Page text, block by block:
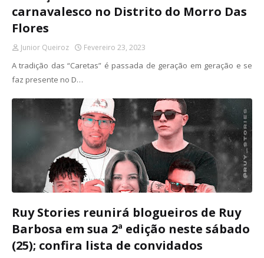
carnavalesco no Distrito do Morro Das
Flores
Junior Queiroz Fevereiro 23, 2023
A tradição das “Caretas” é passada de geração em geração e se
faz presente no D…
Ruy Stories reunirá blogueiros de Ruy
Barbosa em sua 2ª edição neste sábado
(25); confira lista de convidados